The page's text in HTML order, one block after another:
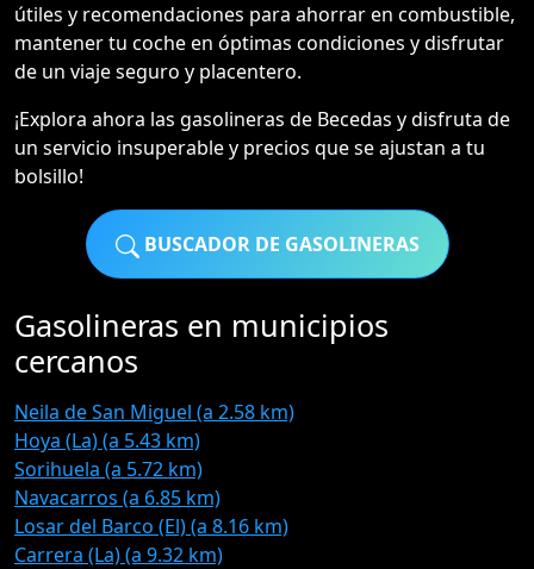
útiles y recomendaciones para ahorrar en combustible,
mantener tu coche en óptimas condiciones y disfrutar
de un viaje seguro y placentero.
¡Explora ahora las gasolineras de Becedas y disfruta de
un servicio insuperable y precios que se ajustan a tu
bolsillo!
BUSCADOR DE GASOLINERAS
Gasolineras en municipios
cercanos
Neila de San Miguel (a 2.58 km)
Hoya (La) (a 5.43 km)
Sorihuela (a 5.72 km)
Navacarros (a 6.85 km)
Losar del Barco (El) (a 8.16 km)
Carrera (La) (a 9.32 km)